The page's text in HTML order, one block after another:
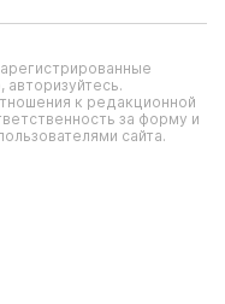
авторизуйтесь.
к редакционной
за форму и
сайта.